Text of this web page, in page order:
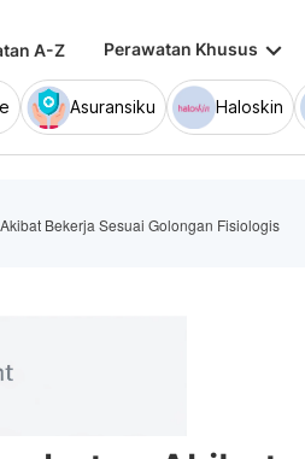
A-Z Perawatan Khusus keyboard_arrow_down
Asuransiku Haloskin
Bekerja Sesuai Golongan Fisiologis